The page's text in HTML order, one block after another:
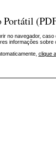
Portátil
no navegador,
informações
clique